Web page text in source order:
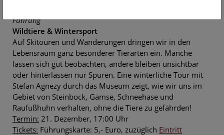
Führung
Wildtiere & Wintersport
Auf Skitouren und Wanderungen dringen wir in den
Lebensraum ganz besonderer Tierarten ein. Manche
lassen sich gut beobachten, andere bleiben unsichtbar
oder hinterlassen nur Spuren. Eine winterliche Tour mit
Stefan Agnezy durch das Museum zeigt, wie wir uns im
Gebiet von Steinbock, Gämse, Schneehase und
Raufußhuhn verhalten, ohne die Tiere zu gefährden!
Termin: 21. Dezember, 17:00 Uhr
Tickets: Führungskarte: 5,- Euro, zuzüglich Eintritt